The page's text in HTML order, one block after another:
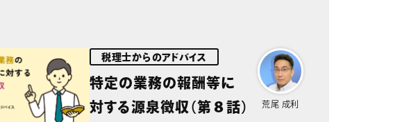
荒尾 成利
税理士からのアドバイス
特定の業務の報酬等に
対する源泉徴収（第８話）